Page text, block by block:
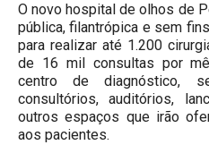
O novo hospital de olhos de
pública, filantrópica e sem
para realizar até 1.200
de 16 mil consultas por
centro de diagnóstico,
consultórios, auditórios,
outros espaços que irão
aos pacientes.